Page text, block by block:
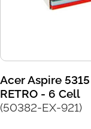
Acer Aspire
RETRO - 6 Cell
(50382-EX-921)